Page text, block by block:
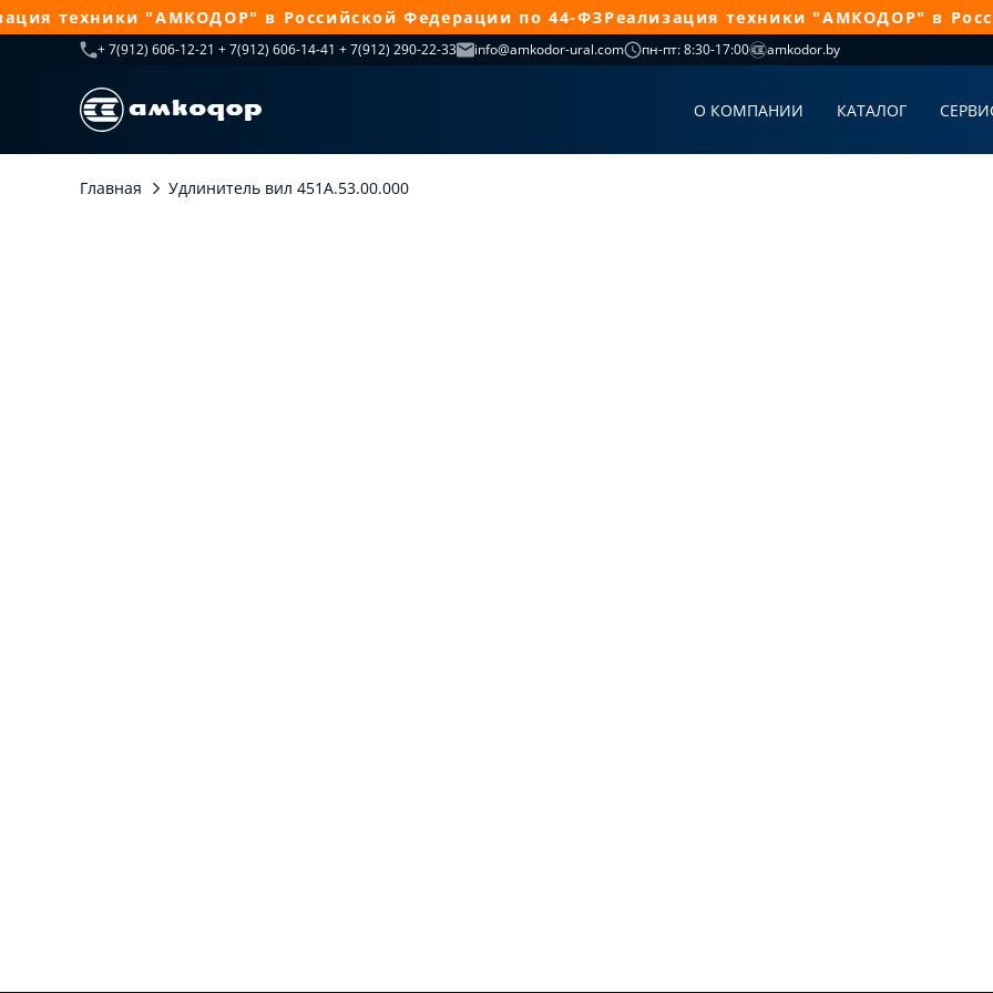
техники "АМКОДОР" в Российской Федерации по 44-ФЗРеализация техники "АМКОДОР" в
+ 7(912) 606-12-21 + 7(912) 606-14-41 + 7(912) 290-22-33 info@amkodor-ural.com пн-пт: 8:30-17:00 amkodor.by
О КОМПАНИИ КАТАЛОГ
Главная Удлинитель вил 451А.53.00.000